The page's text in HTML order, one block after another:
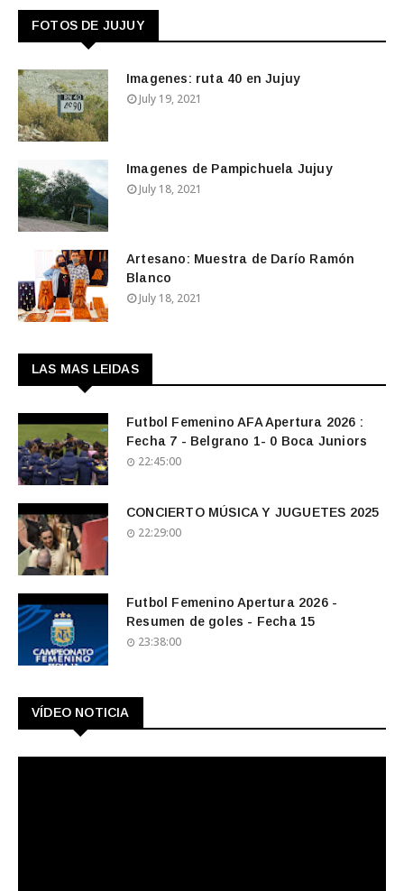
FOTOS DE JUJUY
Imagenes: ruta 40 en Jujuy
July 19, 2021
Imagenes de Pampichuela Jujuy
July 18, 2021
Artesano: Muestra de Darío Ramón
Blanco
July 18, 2021
LAS MAS LEIDAS
Futbol Femenino AFA Apertura 2026 :
Fecha 7 - Belgrano 1- 0 Boca Juniors
22:45:00
CONCIERTO MÚSICA Y JUGUETES 2025
22:29:00
Futbol Femenino Apertura 2026 -
Resumen de goles - Fecha 15
23:38:00
VÍDEO NOTICIA